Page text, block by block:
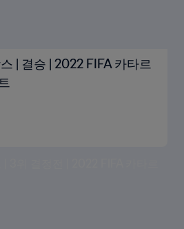
| 결승 | 2022 FIFA 카타르